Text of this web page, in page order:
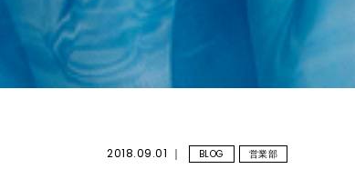
2018.09.01 BLOG 営業部